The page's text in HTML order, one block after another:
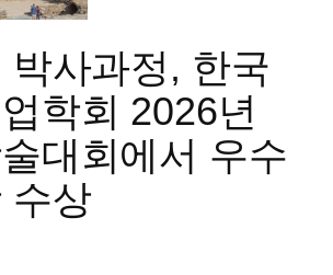
박사과정, 한국
학회 2026년
대회에서 우수
수상